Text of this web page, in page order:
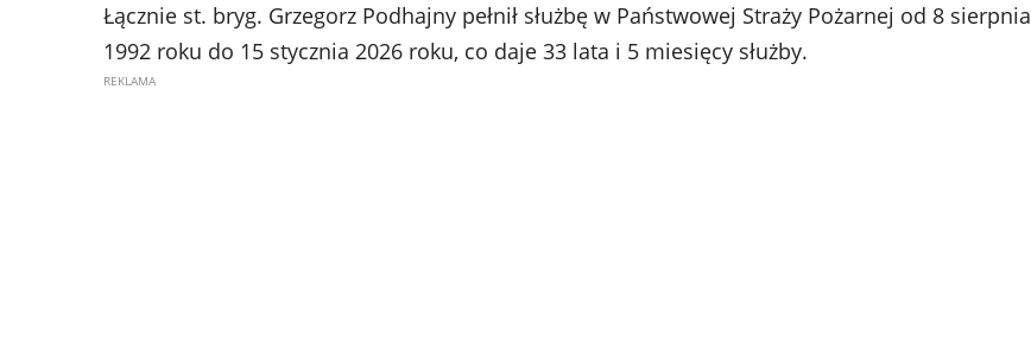
Łącznie st. bryg. Grzegorz Podhajny pełnił służbę w Państwowej Straży Pożarnej od 8 sierpnia
1992 roku do 15 stycznia 2026 roku, co daje 33 lata i 5 miesięcy służby.